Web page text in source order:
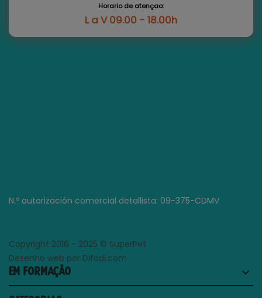
Horario de atençao:
L a V 09.00 - 18.00h
N.º autorización comercial detallista: 09-375-CDMV
Copyright 2016 - 2025 © SuperPet
Desenho web por Difadi.com
EM FORMAÇÃO keyboard_arrow_down